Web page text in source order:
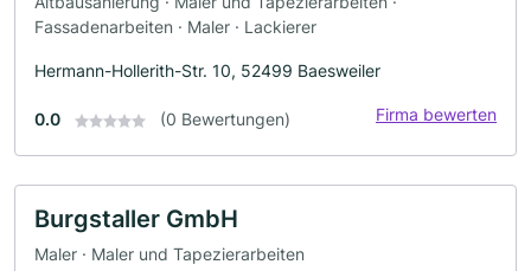
Fassadenarbeiten · Maler · Lackierer
Hermann-Hollerith-Str. 10, 52499 Baesweiler
0.0 (0 Bewertungen) Firma bewerten
Burgstaller GmbH
Maler · Maler und Tapezierarbeiten